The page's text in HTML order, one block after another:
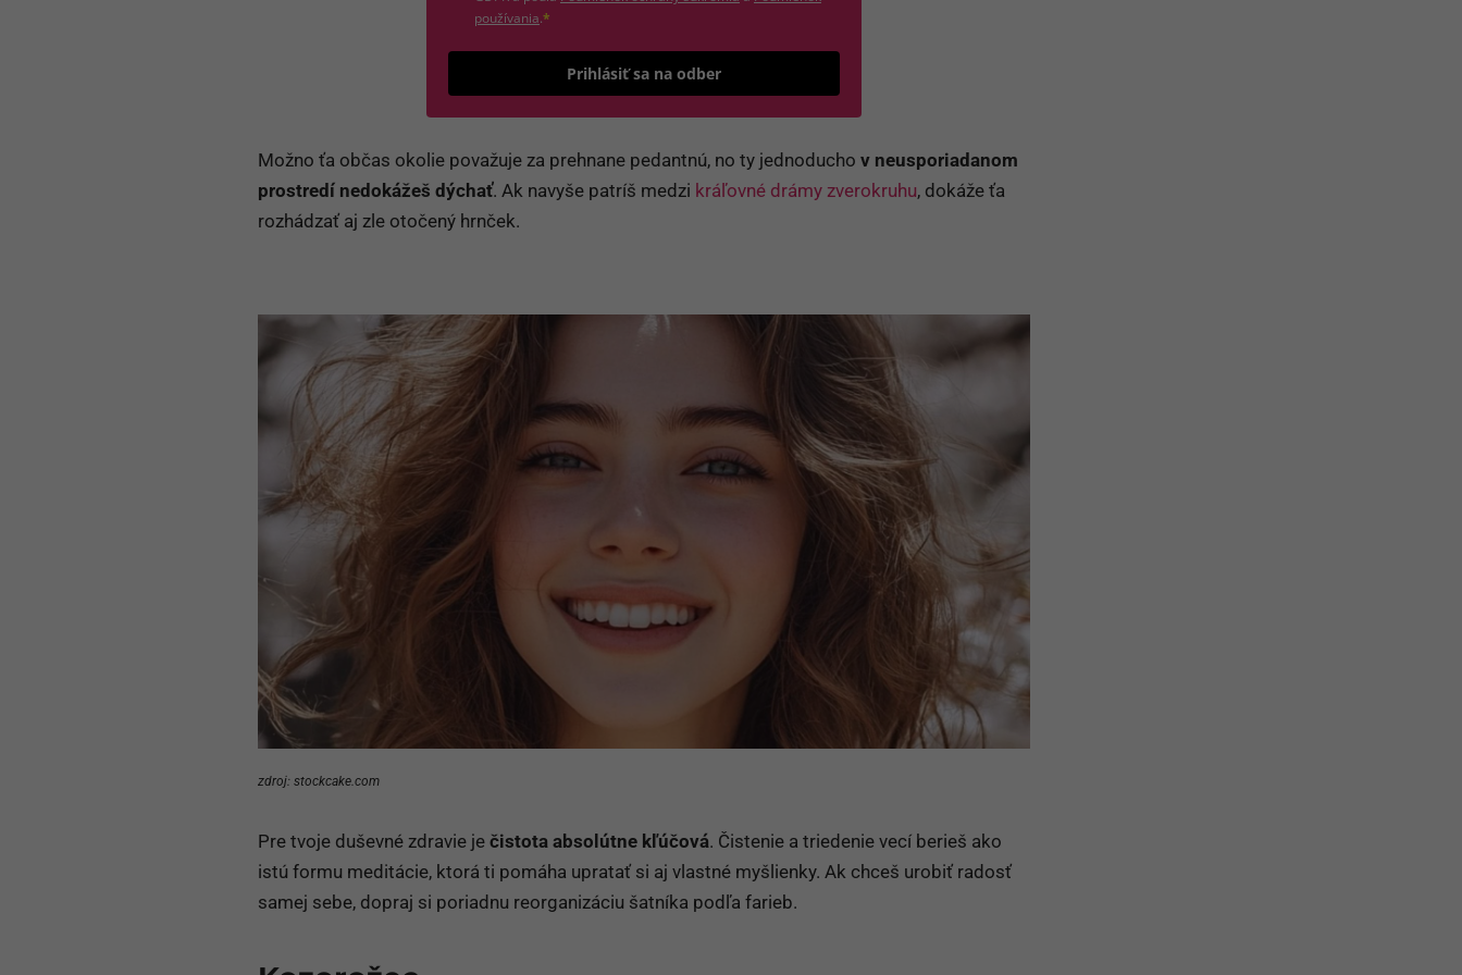
používania(otvorí sa v novom okne)
.*
Prihlásiť sa na odber
Možno ťa občas okolie považuje za prehnane pedantnú, no ty jednoducho v neusporiadanom
prostredí nedokážeš dýchať. Ak navyše patríš medzi kráľovné drámy zverokruhu, dokáže ťa
rozhádzať aj zle otočený hrnček.
zdroj: stockcake.com
Pre tvoje duševné zdravie je čistota absolútne kľúčová. Čistenie a triedenie vecí berieš ako
istú formu meditácie, ktorá ti pomáha upratať si aj vlastné myšlienky. Ak chceš urobiť radosť
samej sebe, dopraj si poriadnu reorganizáciu šatníka podľa farieb.